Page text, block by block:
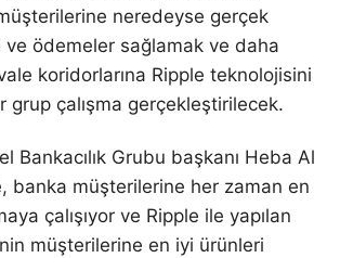
neredeyse gerçek
ve ödemeler sağlamak ve daha
koridorlarına Ripple teknolojisini
grup çalışma gerçekleştirilecek.
Bankacılık Grubu başkanı Heba Al
banka müşterilerine her zaman en
çalışıyor ve Ripple ile yapılan
müşterilerine en iyi ürünleri